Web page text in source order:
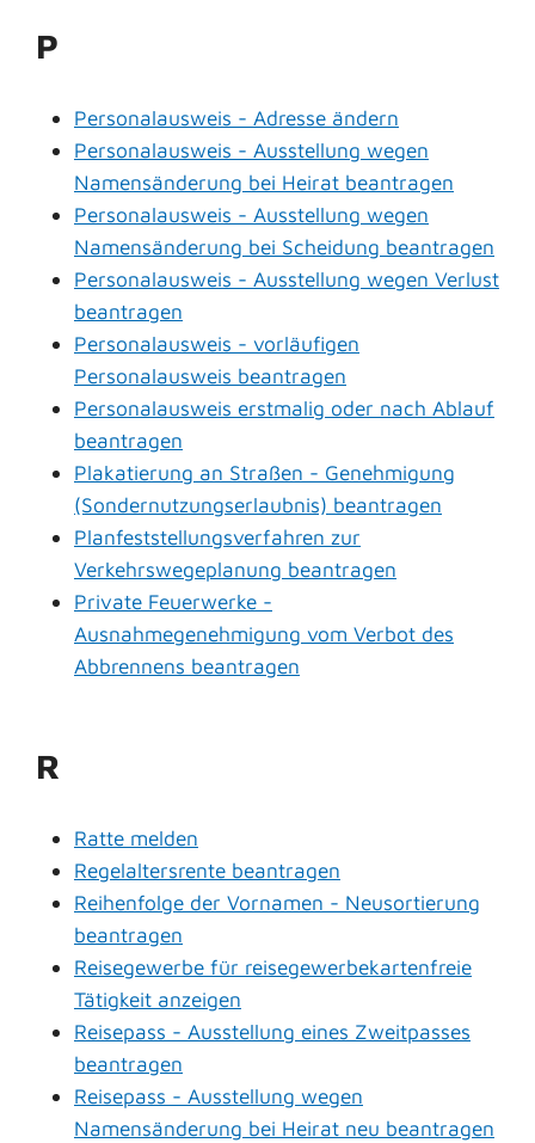
P
Personalausweis - Adresse ändern
Personalausweis - Ausstellung wegen
Namensänderung bei Heirat beantragen
Personalausweis - Ausstellung wegen
Namensänderung bei Scheidung beantragen
Personalausweis - Ausstellung wegen Verlust
beantragen
Personalausweis - vorläufigen
Personalausweis beantragen
Personalausweis erstmalig oder nach Ablauf
beantragen
Plakatierung an Straßen - Genehmigung
(Sondernutzungserlaubnis) beantragen
Planfeststellungsverfahren zur
Verkehrswegeplanung beantragen
Private Feuerwerke -
Ausnahmegenehmigung vom Verbot des
Abbrennens beantragen
R
Ratte melden
Regelaltersrente beantragen
Reihenfolge der Vornamen - Neusortierung
beantragen
Reisegewerbe für reisegewerbekartenfreie
Tätigkeit anzeigen
Reisepass - Ausstellung eines Zweitpasses
beantragen
Reisepass - Ausstellung wegen
Namensänderung bei Heirat neu beantragen